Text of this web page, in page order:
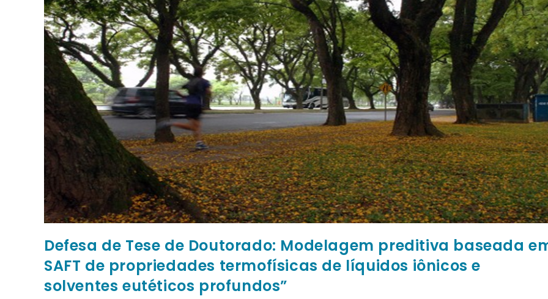
Defesa de Tese de Doutorado: Modelagem preditiva baseada
SAFT de propriedades termofísicas de líquidos iônicos e
solventes eutéticos profundos”